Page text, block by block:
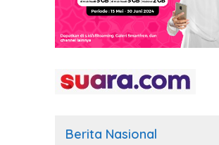
Berita Nasional